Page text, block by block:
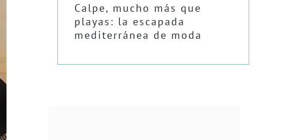
Calpe, mucho más que
playas: la escapada
mediterránea de moda